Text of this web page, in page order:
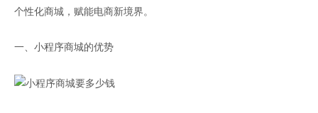
个性化商城，赋能电商新境界。
一、小程序商城的优势